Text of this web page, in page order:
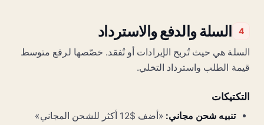
4 السلة والدفع والاسترداد
السلة هي حيث تُربح الإيرادات أو تُفقد. خصّصها لرفع متوسط
قيمة الطلب واسترداد التخلي.
التكتيكات
تنبيه شحن مجاني:
«أضف $12 أكثر للشحن المجاني»